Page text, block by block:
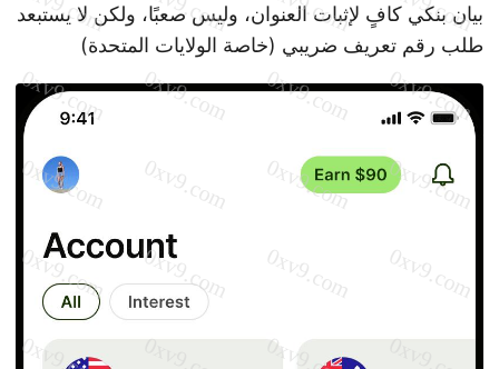
بيان بنكي كافٍ لإثبات العنوان، وليس صعبًا، ولكن لا يستبعد
طلب رقم تعريف ضريبي (خاصة الولايات المتحدة)